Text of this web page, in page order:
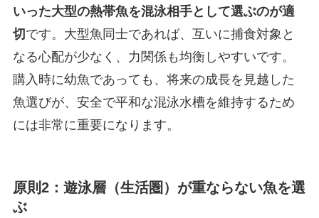
いった大型の熱帯魚を混泳相手として選ぶのが適
切です。大型魚同士であれば、互いに捕食対象と
なる心配が少なく、力関係も均衡しやすいです。
購入時に幼魚であっても、将来の成長を見越した
魚選びが、安全で平和な混泳水槽を維持するため
には非常に重要になります。
原則2：遊泳層（生活圏）が重ならない魚を選
ぶ